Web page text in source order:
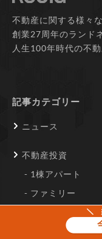
不動産に関する様々
創業27周年のランド
人生100年時代の不
記事カテゴリー
ニュース
不動産投資
1棟アパート
ファミリー